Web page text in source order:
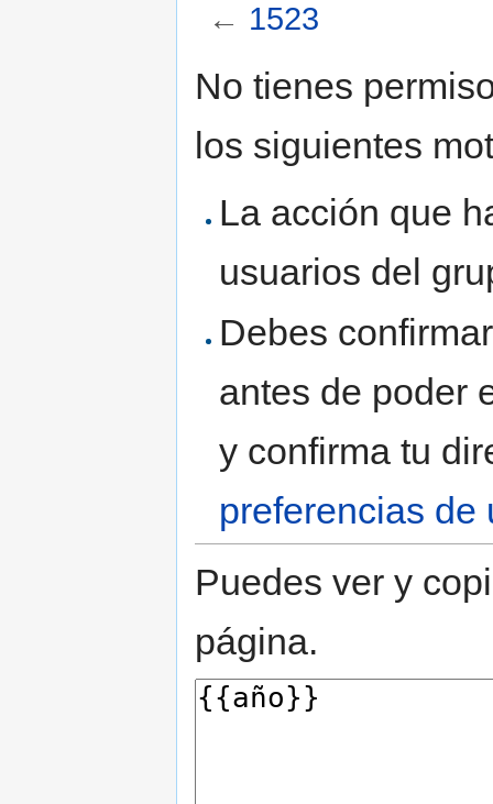
← 1523
No tienes
los siguientes
La acción que
usuarios del
Debes
antes de poder
y confirma tu
preferencias de
Puedes ver y
página.